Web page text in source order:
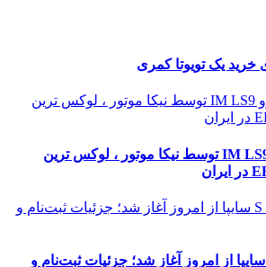
رونمایی خودرو IM LS9 توسط نیکا موتور ، لوکس ترین
فروش کوییک S سایپا از امروز آغاز شد؛ جزئیات ثبت‌نام و